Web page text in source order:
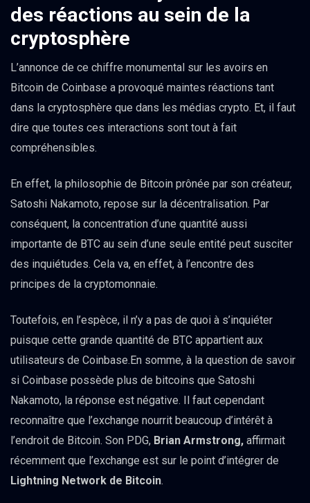
des réactions au sein de la
cryptosphère
L’annonce de ce chiffre monumental sur les avoirs en
Bitcoin de Coinbase a provoqué maintes réactions tant
dans la cryptosphère que dans les médias crypto. Et, il faut
dire que toutes ces interactions sont tout à fait
compréhensibles.
En effet, la philosophie de Bitcoin prônée par son créateur,
Satoshi Nakamoto, repose sur la décentralisation. Par
conséquent, la concentration d’une quantité aussi
importante de BTC au sein d’une seule entité peut susciter
des inquiétudes. Cela va, en effet, à l’encontre des
principes de la cryptomonnaie.
Toutefois, en l’espèce, il n’y a pas de quoi à s’inquiéter
puisque cette grande quantité de BTC appartient aux
utilisateurs de Coinbase.En somme, à la question de savoir
si Coinbase possède plus de bitcoins que Satoshi
Nakamoto, la réponse est négative. Il faut cependant
reconnaître que l’exchange nourrit beaucoup d’intérêt à
l’endroit de Bitcoin. Son PDG, Brian Armstrong, affirmait
récemment que l’exchange est sur le point d’intégrer de
Lightning Network de Bitcoin.